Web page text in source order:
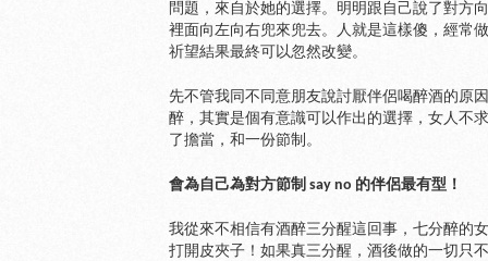
問題，來自於她的選擇。明明跟自己說了對方
裡面向左向右兜來兜去。人就是這樣傻，經常
祈望結果最終可以忽然改變。
先不管我同不同意朋友說討厭伴侶喝醉酒的原
醉，其實是個有意識可以作出的選擇，女人不
了擔當，和一份節制。
會為自己為對方節制 say no 的伴侶最有型！
我從來不相信有酒醉三分醒這回事，七分醉的
打開皮夾子！如果真三分醒，酒後做的一切只